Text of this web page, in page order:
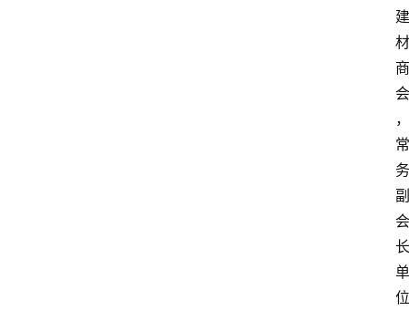
建
材
商
会
，
常
务
副
会
长
单
位